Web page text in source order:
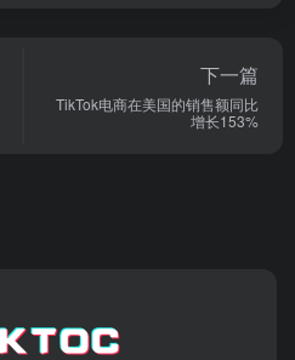
下一篇
TikTok电商在美国的销售额同比
增长153%